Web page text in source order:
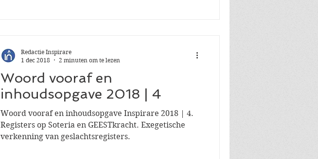
Woord vooraf en
inhoudsopgave 2018 | 4
Woord vooraf en inhoudsopgave Inspirare 2018 | 4.
Registers op Soteria en GEESTkracht. Exegetische
verkenning van geslachtsregisters.
Redactie Inspirare
1 dec 2018
2 minuten om te lezen